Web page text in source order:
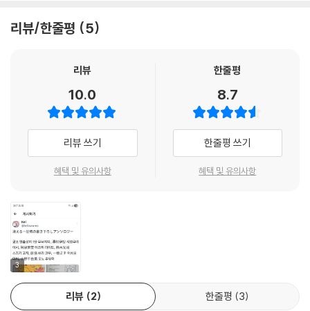
위로가 되는 단편집
각 장마다 문체와 구조가 다르지만 교묘한 스토리 전개가 독자를 예상치
못한 방향으로 이끈다. 어느 이야기든 중간에 반전 같다는 생각이 들게 하
는 전개가 있다.
서간문 형식의 「하나우타」를 예로 들면, 서두는 어느 여성이 2020년에 쓴
편지다. 다음 편지는 같은 여성이 2010년에 쓴 것이다. 독자는 먼저 그 두
통의 편지에서 밝혀지는 내용과 여성의 이름 변화에 의아하게 된다. 그녀
서두의 편지로 두 사람의 미래가 어떻게 될지 예측할 수 있을 것 같지만, 다
시 한번 이야기는 뒤집혀진다. 독자는 그 와중에 밝혀지는 사실에 충격을
받는 동시에 교묘한 구성에 감탄하게 된다. 또한, 가족의 행복한 피크닉 풍
경에서 시작해 그들의 과거가 ‘경어체’로 밝혀지는 「피크닉」도 마지막에 왜
이 문체를 선택했는지 앎과 동시에 충격으로 다가온다.
이 다양한 여섯 편의 이야기는 오싹할 때도 있고, 눈물을 살짝 맺히게 할 때
리뷰/한줄평 5
리뷰
10.0
리뷰 쓰기
혜택 및 유의사항
한줄평
8.7
한줄평 쓰기
혜택 및 유의사항
3
리뷰 2 한줄평 3